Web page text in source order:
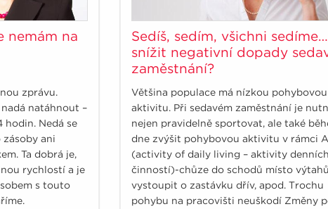
nemám na
zprávu.
natáhnout –
hodin. Nedá se
ani
Ta dobrá je,
rychlostí a je
s touto
Sedíš, sedím, všichni
snížit negativní dopady
zaměstnání?
Většina populace má nízkou pohybovou
aktivitu. Při sedavém zaměstnání je
nejen pravidelně sportovat, ale také
dne zvýšit pohybovou aktivitu v rámci
(activity of daily living – aktivity denních
činností)-chůze do schodů místo
vystoupit o zastávku dřív, apod. Trochu
pohybu na pracovišti neuškodí Změny